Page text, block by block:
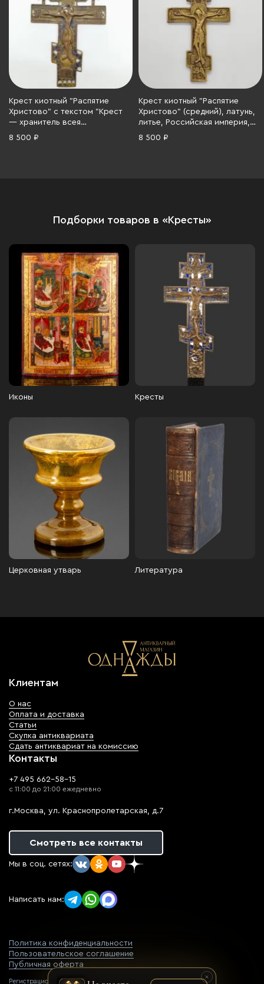
Крест киотный "Распятие
Христово" с текстом "Крест
— хранитель всея
вселенныя..." на обороте,
8 500 ₽
Крест киотный "Распятие
Христово" (средний), латунь,
литье, Российская империя,
1860-1900 гг.
8 500 ₽
Подборки товаров в «Кресты»
Иконы Кресты
Церковная утварь Литература
Клиентам
О нас
Оплата и доставка
Статьи
Скупка антиквариата
Сдать антиквариат на комиссию
Контакты
+7 495 662-58-15
с 11:00 до 21:00 ежедневно
г.Москва, ул. Краснопролетарская, д.7
Смотреть все контакты
Мы в соц. сетях:
Написать нам:
Политика конфиденциальности
Пользовательское соглашение
Публичная оферта
Регистрационный номер оператора